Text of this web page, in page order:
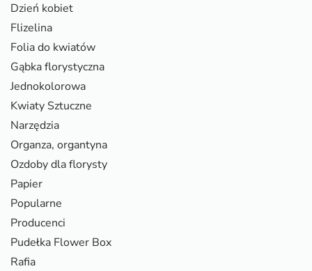
Dzień kobiet
Flizelina
Folia do kwiatów
Gąbka florystyczna
Jednokolorowa
Kwiaty Sztuczne
Narzędzia
Organza, organtyna
Ozdoby dla florysty
Papier
Popularne
Producenci
Pudełka Flower Box
Rafia